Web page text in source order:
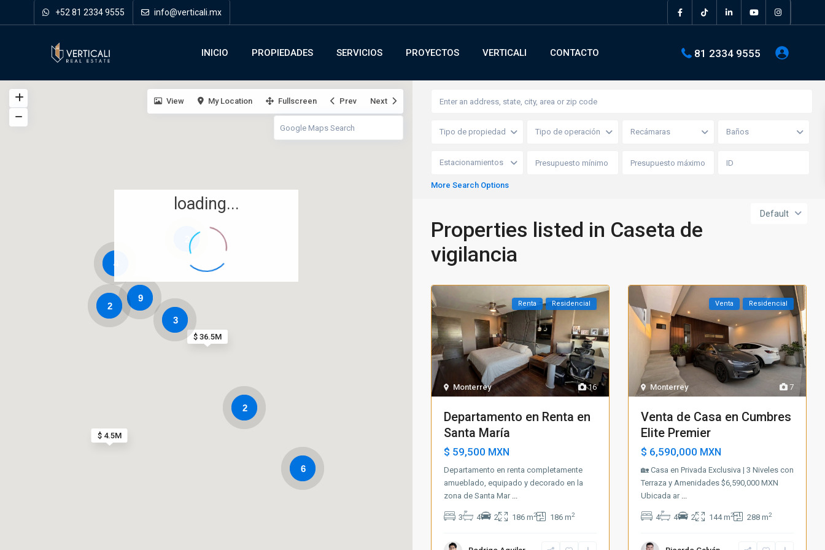
+52 81 2334 9555 info@verticali.mx
INICIO PROPIEDADES SERVICIOS PROYECTOS VERTICALI CONTACTO 81 2334 9555
$ 4.5M
$ 36.5M
9
4
2
3
6
2
loading...
View My Location Fullscreen Prev Next
Tipo de propiedad Tipo de operación Recámaras Baños
Estacionamientos
More Search Options
Default
Properties listed in Caseta de
vigilancia
16
Monterrey
Renta Residencial
Departamento en Renta en
Santa María
$ 59,500 MXN
Departamento en renta completamente
amueblado, equipado y decorado en la
zona de Santa Mar
3 4 2 186 m2 186 m2
7
Monterrey
Venta Residencial
Venta de Casa en Cumbres
Elite Premier
$ 6,590,000 MXN
🏡 Casa en Privada Exclusiva | 3 Niveles con
Terraza y Amenidades $6,590,000 MXN
Ubicada ar
4 4 2 144 m2 288 m2